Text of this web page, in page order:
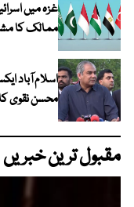
ممالک کا
اسلام آباد
محسن نقوی
مقبول ترین خبریں